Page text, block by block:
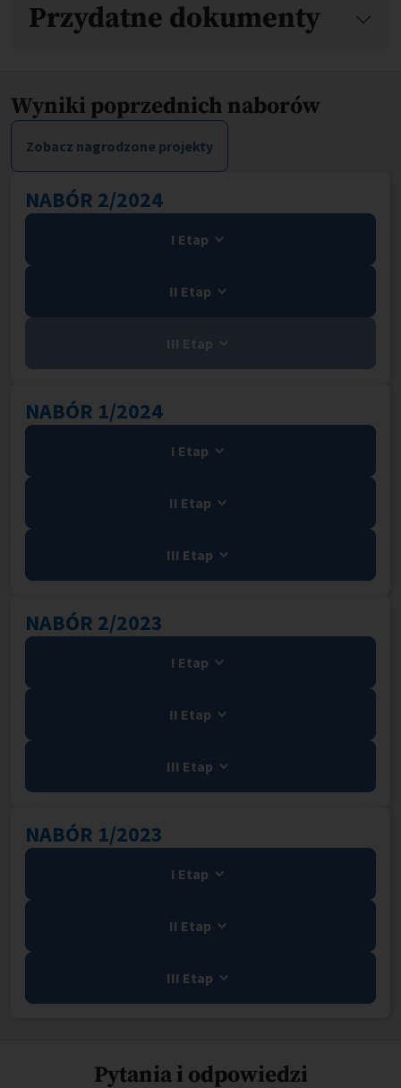
Przydatne dokumenty
Wyniki poprzednich naborów
Zobacz nagrodzone projekty
NABÓR 2/2024
I Etap
II Etap
III Etap
NABÓR 1/2024
I Etap
II Etap
III Etap
NABÓR 2/2023
I Etap
II Etap
III Etap
NABÓR 1/2023
I Etap
II Etap
III Etap
Pytania i odpowiedzi